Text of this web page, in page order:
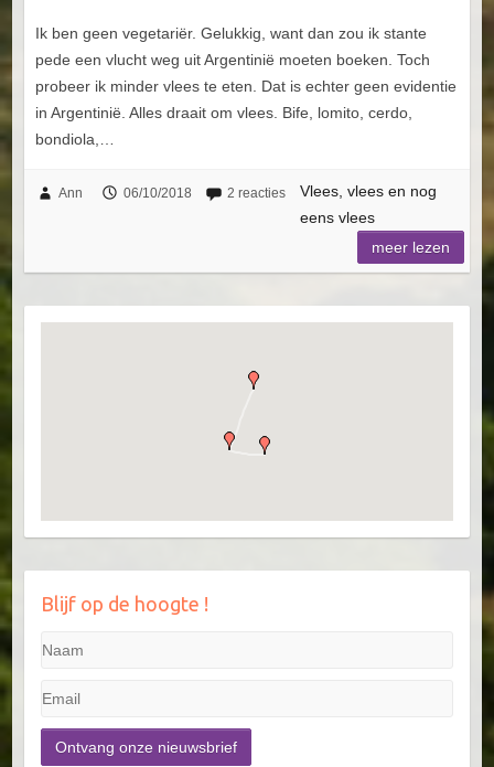
Ik ben geen vegetariër. Gelukkig, want dan zou ik stante
pede een vlucht weg uit Argentinië moeten boeken. Toch
probeer ik minder vlees te eten. Dat is echter geen evidentie
in Argentinië. Alles draait om vlees. Bife, lomito, cerdo,
bondiola,…
Ann 06/10/2018 2 reacties
Vlees, vlees en nog
eens vlees
meer lezen
Blijf op de hoogte !